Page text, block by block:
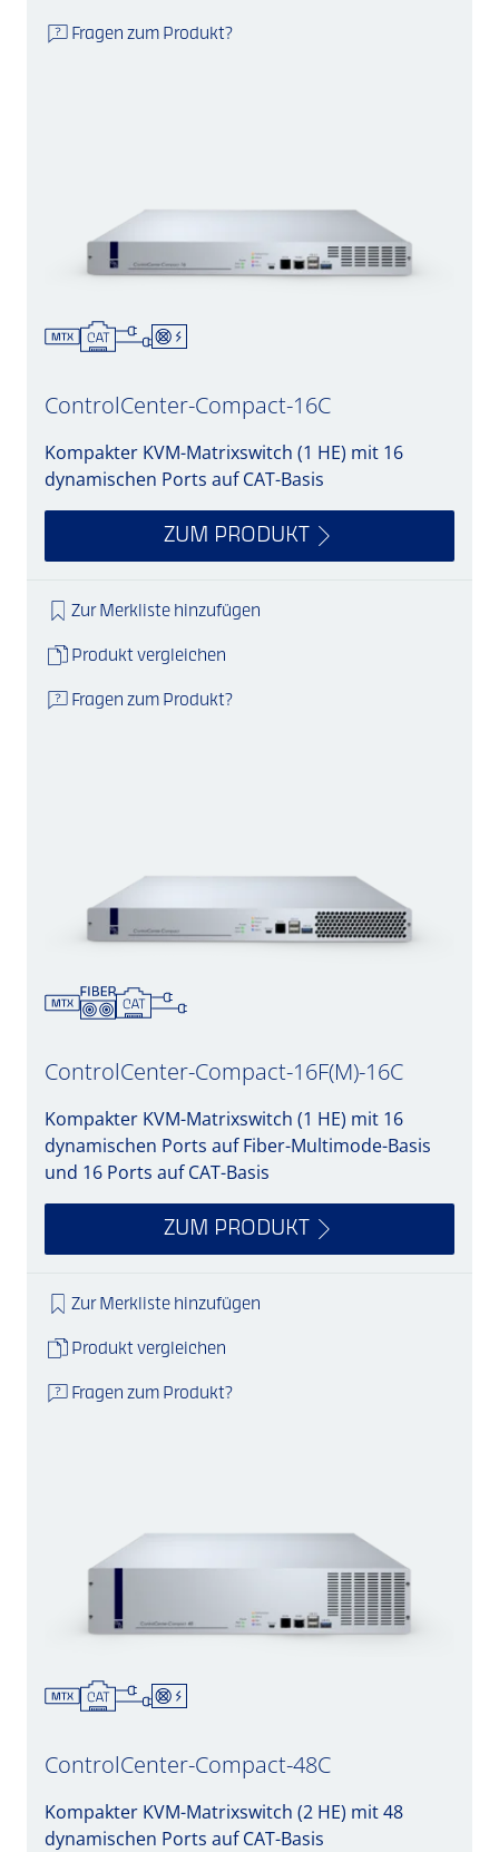
Fragen zum Produkt?
ControlCenter-Compact-16C
Kompakter KVM-Matrixswitch (1 HE) mit 16
dynamischen Ports auf CAT-Basis
ZUM PRODUKT
Zur Merkliste hinzufügen
Produkt vergleichen
Fragen zum Produkt?
ControlCenter-Compact-16F(M)-16C
Kompakter KVM-Matrixswitch (1 HE) mit 16
dynamischen Ports auf Fiber-Multimode-Basis
und 16 Ports auf CAT-Basis
ZUM PRODUKT
Zur Merkliste hinzufügen
Produkt vergleichen
Fragen zum Produkt?
ControlCenter-Compact-48C
Kompakter KVM-Matrixswitch (2 HE) mit 48
dynamischen Ports auf CAT-Basis